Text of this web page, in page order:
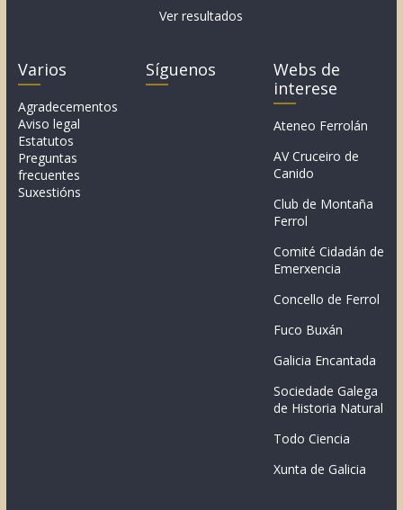
Ver resultados
Varios
Agradecementos
Aviso legal
Estatutos
Preguntas
frecuentes
Suxestións
Síguenos
Webs de
interese
Ateneo Ferrolán
AV Cruceiro de
Canido
Club de Montaña
Ferrol
Comité Cidadán de
Emerxencia
Concello de Ferrol
Fuco Buxán
Galicia Encantada
Sociedade Galega
de Historia Natural
Todo Ciencia
Xunta de Galicia